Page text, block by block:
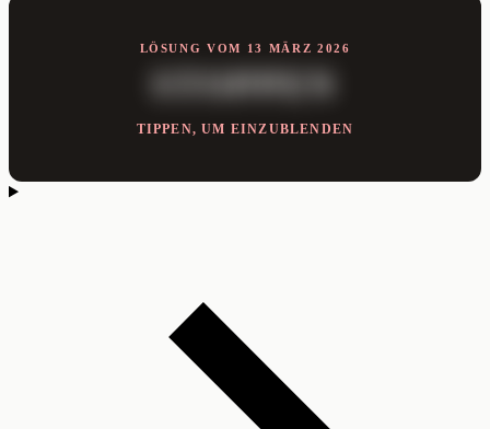
LÖSUNG VOM 13 MÄRZ 2026
STOPPEN
TIPPEN, UM EINZUBLENDEN